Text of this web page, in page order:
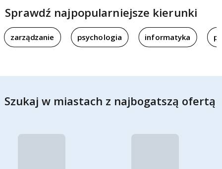
Sprawdź najpopularniejsze kierunki
zarządzanie psychologia informatyka
Szukaj w miastach z najbogatszą ofertą